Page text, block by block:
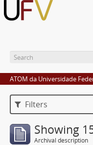
ATOM da Universidade
Filters
Showing
Archival description